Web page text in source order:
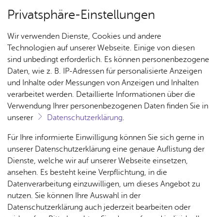
Über­sicht Bür­ger & Stadt
Rat­
haus &
Bür­
ger­
ser­vice
Rat­
häu­ser
Nach­
rich­
ten,
Vi­de­os
& Bil­
der
Me­di­
Jobs
Stel­
len­an­
ge­bo­te
Aus­bil­
dung &
Stu­di­
Bauen
& Um­
welt
Geo­
da­ten
Ge­
sund­
heit &
kum
Aboan­ge­bot
Vor­le­sen
Meisterkonzerte
Privatsphäre-Einstellungen
Wir verwenden Dienste, Cookies und andere
Technologien auf unserer Webseite. Einige von diesen
sind unbedingt erforderlich. Es können personenbezogene
Daten, wie z. B. IP-Adressen für personalisierte Anzeigen
und Inhalte oder Messungen von Anzeigen und Inhalten
verarbeitet werden. Detaillierte Informationen über die
Verwendung Ihrer personenbezogenen Daten finden Sie in
unserer
Datenschutzerklärung.
Für Ihre informierte Einwilligung können Sie sich gerne in
unserer Datenschutzerklärung eine genaue Auflistung der
Dienste, welche wir auf unserer Webseite einsetzen,
ansehen. Es besteht keine Verpflichtung, in die
Datenverarbeitung einzuwilligen, um dieses Angebot zu
nutzen. Sie können Ihre Auswahl in der
Datenschutzerklärung auch jederzeit bearbeiten oder